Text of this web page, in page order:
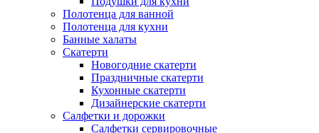
Полотенца для ванной
Полотенца для кухни
Банные халаты
Скатерти
Новогодние скатерти
Праздничные скатерти
Кухонные скатерти
Дизайнерские скатерти
Салфетки и дорожки
Салфетки сервировочные